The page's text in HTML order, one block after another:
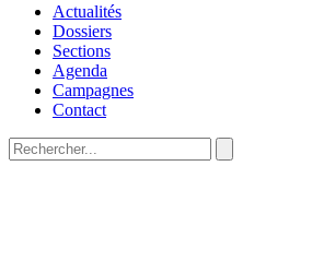
Actualités
Dossiers
Sections
Agenda
Campagnes
Contact